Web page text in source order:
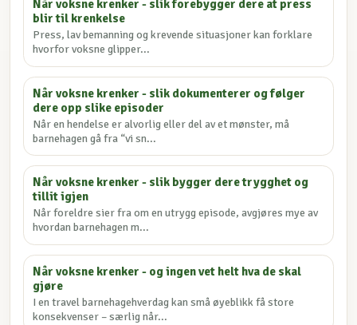
Når voksne krenker - slik forebygger dere at press
blir til krenkelse
Press, lav bemanning og krevende situasjoner kan forklare
hvorfor voksne glipper...
Når voksne krenker - slik dokumenterer og følger
dere opp slike episoder
Når en hendelse er alvorlig eller del av et mønster, må
barnehagen gå fra “vi sn...
Når voksne krenker - slik bygger dere trygghet og
tillit igjen
Når foreldre sier fra om en utrygg episode, avgjøres mye av
hvordan barnehagen m...
Når voksne krenker - og ingen vet helt hva de skal
gjøre
I en travel barnehagehverdag kan små øyeblikk få store
konsekvenser – særlig når...